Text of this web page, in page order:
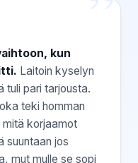
kun
Laitoin kyselyn
tuli pari tarjousta.
teki homman
mitä korjaamot
suuntaan jos
mut mulle se sopi